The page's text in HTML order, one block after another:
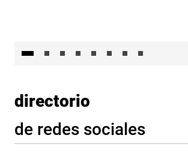
directorio
de redes sociales